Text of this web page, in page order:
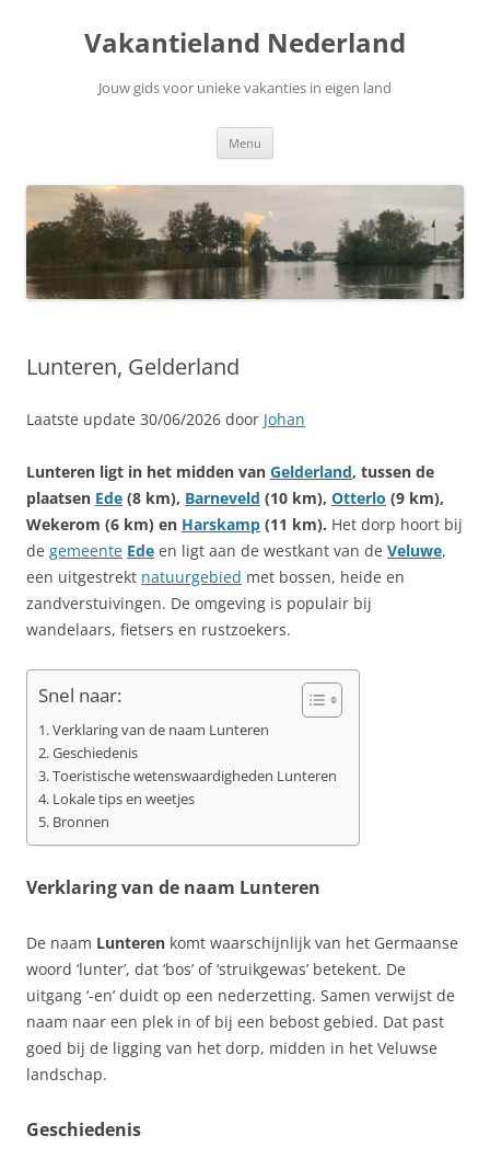
Vakantieland Nederland
Jouw gids voor unieke vakanties in eigen land
Menu
Lunteren, Gelderland
Laatste update 30/06/2026 door Johan
Lunteren ligt in het midden van Gelderland, tussen de
plaatsen Ede (8 km), Barneveld (10 km), Otterlo (9 km),
Wekerom (6 km) en Harskamp (11 km). Het dorp hoort bij
de gemeente Ede en ligt aan de westkant van de Veluwe,
een uitgestrekt natuurgebied met bossen, heide en
zandverstuivingen. De omgeving is populair bij
wandelaars, fietsers en rustzoekers.
Snel naar:
Verklaring van de naam Lunteren
Geschiedenis
Toeristische wetenswaardigheden Lunteren
Lokale tips en weetjes
Bronnen
Verklaring van de naam Lunteren
De naam Lunteren komt waarschijnlijk van het Germaanse
woord ‘lunter’, dat ‘bos’ of ‘struikgewas’ betekent. De
uitgang ‘-en’ duidt op een nederzetting. Samen verwijst de
naam naar een plek in of bij een bebost gebied. Dat past
goed bij de ligging van het dorp, midden in het Veluwse
landschap.
Geschiedenis